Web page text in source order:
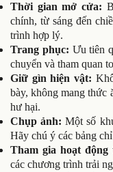
Thời gian mở cửa:
chính, từ sáng đến
trình hợp lý.
Trang phục: Ưu tiên
chuyển và tham quan
Giữ gìn hiện vật:
bày, không mang thức
hư hại.
Chụp ảnh:Một số
Hãy chú ý các bảng
Tham gia hoạt động
các chương trình trải